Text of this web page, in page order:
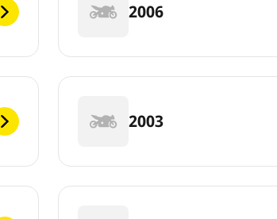
2006
2003